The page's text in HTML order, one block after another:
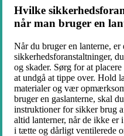
Hvilke
når man bruger en
Når du bruger en lanterne, er
sikkerhedsforanstaltninger,
og skader. Sørg for at
at undgå at tippe over. Hold
materialer og vær
bruger en gaslanterne, skal
instruktioner for sikker brug
altid lanterner, når de ikke er
i tætte og dårligt ventilerede